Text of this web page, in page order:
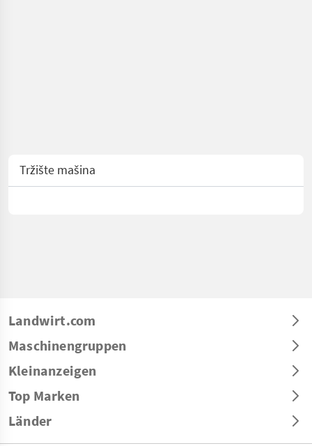
Tržište mašina
Landwirt.com
Maschinengruppen
Kleinanzeigen
Top Marken
Länder